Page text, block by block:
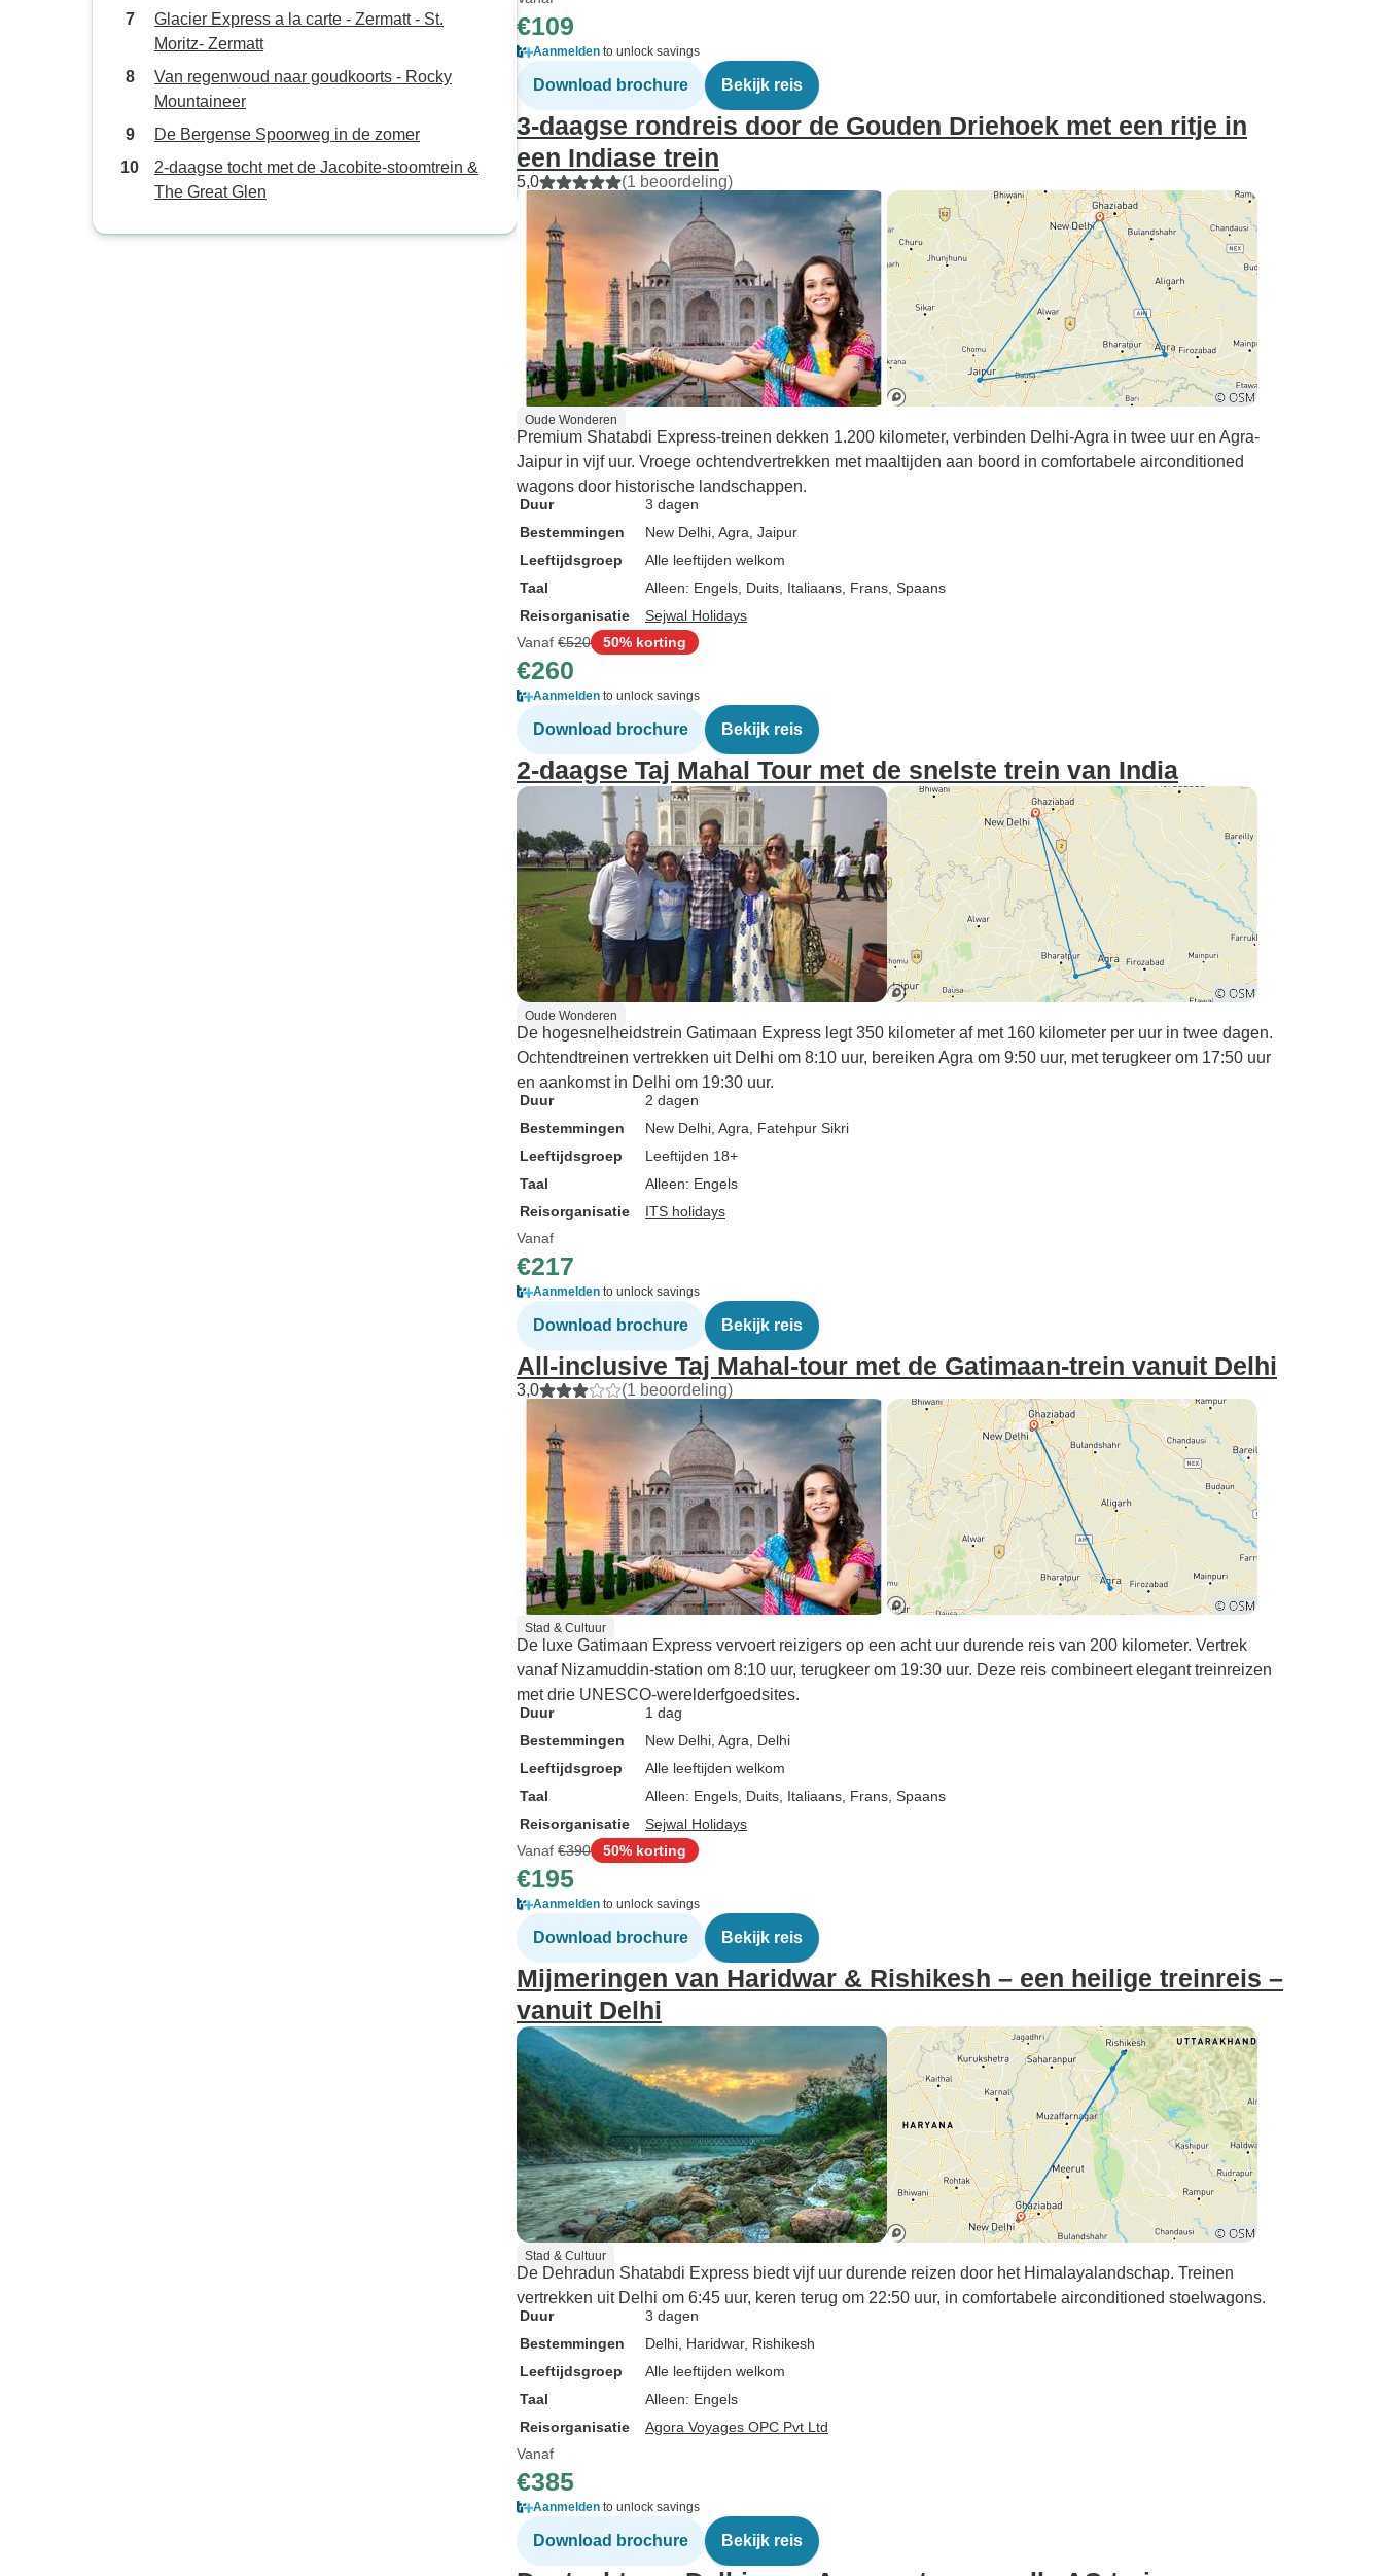
Glacier Express a la carte - Zermatt - St.
Moritz- Zermatt
Van regenwoud naar goudkoorts - Rocky
Mountaineer
De Bergense Spoorweg in de zomer
2-daagse tocht met de Jacobite-stoomtrein &
The Great Glen
€109
Aanmelden to unlock savings
Download brochure Bekijk reis
3-daagse rondreis door de Gouden Driehoek met een ritje in
een Indiase trein
5,0 (1 beoordeling)
Oude Wonderen
Premium Shatabdi Express-treinen dekken 1.200 kilometer, verbinden Delhi-Agra in twee uur en Agra-
Jaipur in vijf uur. Vroege ochtendvertrekken met maaltijden aan boord in comfortabele airconditioned
wagons door historische landschappen.
Duur
3 dagen
Bestemmingen
New Delhi , Agra , Jaipur
Leeftijdsgroep
Alle leeftijden welkom
Taal
Alleen: Engels, Duits, Italiaans, Frans, Spaans
Reisorganisatie
Sejwal Holidays
Vanaf €520 50% korting
€260
Aanmelden to unlock savings
Download brochure Bekijk reis
2-daagse Taj Mahal Tour met de snelste trein van India
Oude Wonderen
De hogesnelheidstrein Gatimaan Express legt 350 kilometer af met 160 kilometer per uur in twee dagen.
Ochtendtreinen vertrekken uit Delhi om 8:10 uur, bereiken Agra om 9:50 uur, met terugkeer om 17:50 uur
en aankomst in Delhi om 19:30 uur.
Duur
2 dagen
Bestemmingen
New Delhi , Agra , Fatehpur Sikri
Leeftijdsgroep
Leeftijden 18+
Taal
Alleen: Engels
Reisorganisatie
ITS holidays
Vanaf
€217
Aanmelden to unlock savings
Download brochure Bekijk reis
All-inclusive Taj Mahal-tour met de Gatimaan-trein vanuit Delhi
3,0 (1 beoordeling)
Stad & Cultuur
De luxe Gatimaan Express vervoert reizigers op een acht uur durende reis van 200 kilometer. Vertrek
vanaf Nizamuddin-station om 8:10 uur, terugkeer om 19:30 uur. Deze reis combineert elegant treinreizen
met drie UNESCO-werelderfgoedsites.
Duur
1 dag
Bestemmingen
New Delhi , Agra , Delhi
Leeftijdsgroep
Alle leeftijden welkom
Taal
Alleen: Engels, Duits, Italiaans, Frans, Spaans
Reisorganisatie
Sejwal Holidays
Vanaf €390 50% korting
€195
Aanmelden to unlock savings
Download brochure Bekijk reis
Mijmeringen van Haridwar & Rishikesh – een heilige treinreis –
vanuit Delhi
Stad & Cultuur
De Dehradun Shatabdi Express biedt vijf uur durende reizen door het Himalayalandschap. Treinen
vertrekken uit Delhi om 6:45 uur, keren terug om 22:50 uur, in comfortabele airconditioned stoelwagons.
Duur
3 dagen
Bestemmingen
Delhi , Haridwar, Rishikesh
Leeftijdsgroep
Alle leeftijden welkom
Taal
Alleen: Engels
Reisorganisatie
Agora Voyages OPC Pvt Ltd
Vanaf
€385
Aanmelden to unlock savings
Download brochure Bekijk reis